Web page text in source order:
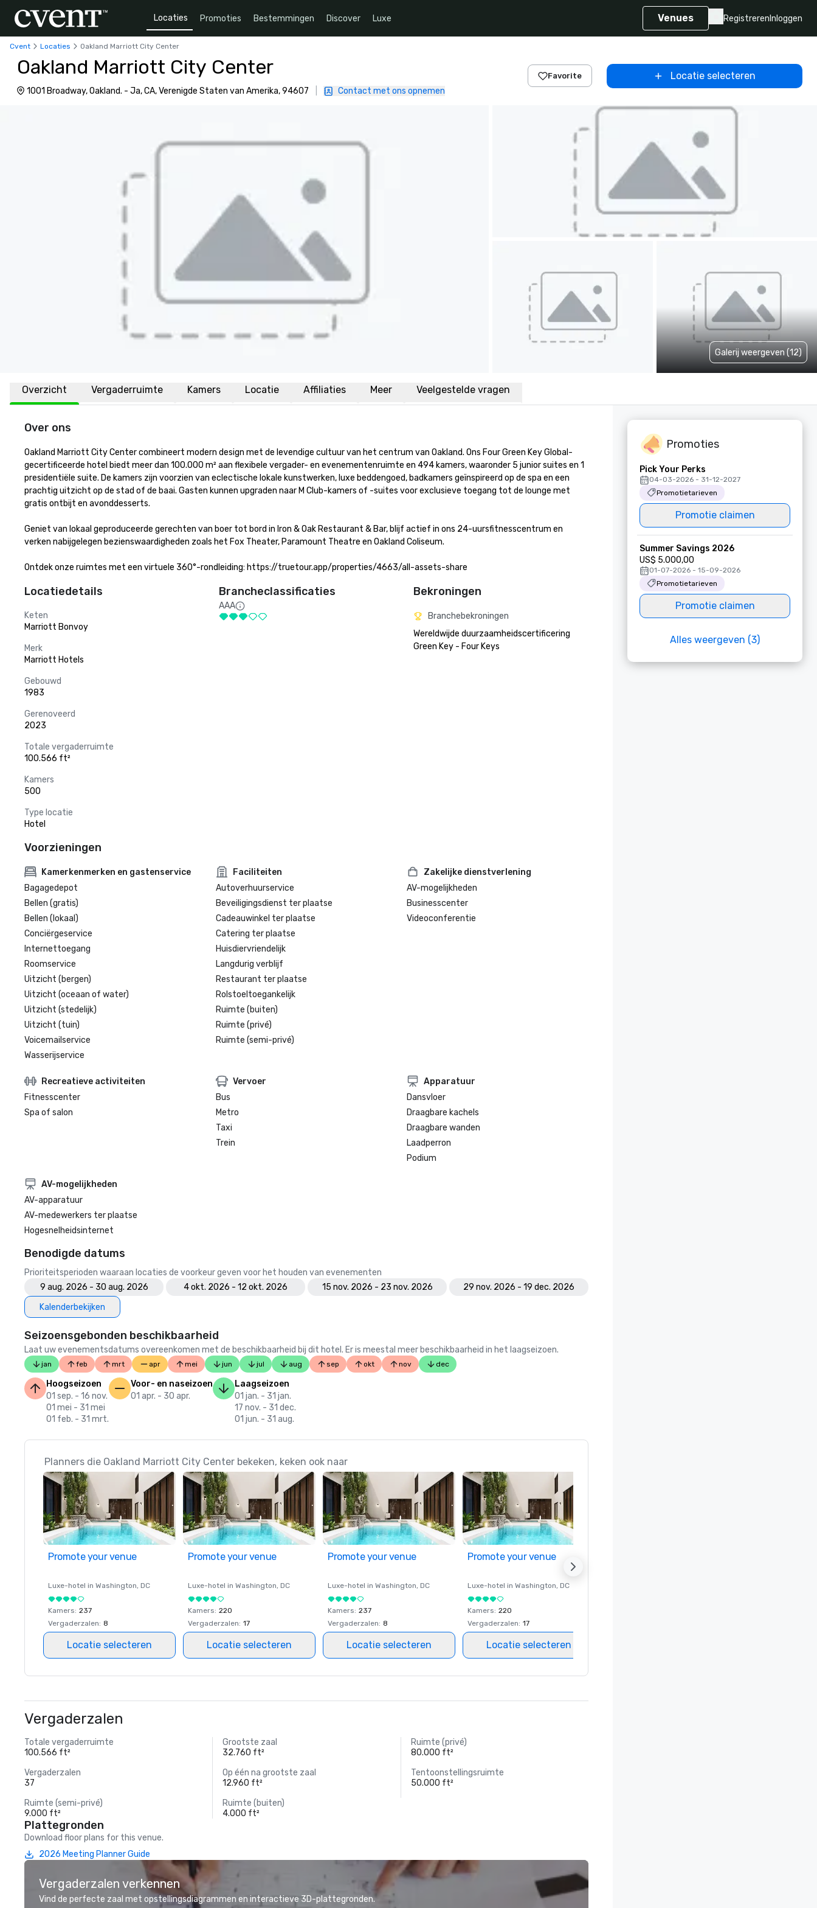
Locaties Promoties Bestemmingen Discover Luxe Venues Registreren Inloggen
Cvent Locaties Oakland Marriott City Center
Oakland Marriott City Center
1001 Broadway, Oakland. - Ja, CA, Verenigde Staten van Amerika, 94607 Contact met ons opnemen
Favorite Locatie selecteren
Galerij weergeven (12)
Overzicht Vergaderruimte Kamers Locatie Affiliaties Meer Veelgestelde vragen
Over ons
Oakland Marriott City Center combineert modern design met de levendige cultuur van het centrum van Oakland. Ons Four Green Key Global-
gecertificeerde hotel biedt meer dan 100.000 m² aan flexibele vergader- en evenementenruimte en 494 kamers, waaronder 5 junior suites en 1
presidentiële suite. De kamers zijn voorzien van eclectische lokale kunstwerken, luxe beddengoed, badkamers geïnspireerd op de spa en een
prachtig uitzicht op de stad of de baai. Gasten kunnen upgraden naar M Club-kamers of -suites voor exclusieve toegang tot de lounge met
gratis ontbijt en avonddesserts.
Geniet van lokaal geproduceerde gerechten van boer tot bord in Iron & Oak Restaurant & Bar, blijf actief in ons 24-uursfitnesscentrum en
verken nabijgelegen bezienswaardigheden zoals het Fox Theater, Paramount Theatre en Oakland Coliseum.
Ontdek onze ruimtes met een virtuele 360°-rondleiding: https://truetour.app/properties/4663/all-assets-share
Locatiedetails
Keten
Marriott Bonvoy
Merk
Marriott Hotels
Gebouwd
1983
Gerenoveerd
2023
Totale vergaderruimte
100.566 ft²
Kamers
500
Type locatie
Hotel
Brancheclassificaties
AAA
Bekroningen
Branchebekroningen
Wereldwijde duurzaamheidscertificering
Green Key - Four Keys
Voorzieningen
Kamerkenmerken en gastenservice
Bagagedepot
Bellen (gratis)
Bellen (lokaal)
Conciërgeservice
Internettoegang
Roomservice
Uitzicht (bergen)
Uitzicht (oceaan of water)
Uitzicht (stedelijk)
Uitzicht (tuin)
Voicemailservice
Wasserijservice
Faciliteiten
Autoverhuurservice
Beveiligingsdienst ter plaatse
Cadeauwinkel ter plaatse
Catering ter plaatse
Huisdiervriendelijk
Langdurig verblijf
Restaurant ter plaatse
Rolstoeltoegankelijk
Ruimte (buiten)
Ruimte (privé)
Ruimte (semi-privé)
Zakelijke dienstverlening
AV-mogelijkheden
Businesscenter
Videoconferentie
Recreatieve activiteiten
Fitnesscenter
Spa of salon
Vervoer
Bus
Metro
Taxi
Trein
Apparatuur
Dansvloer
Draagbare kachels
Draagbare wanden
Laadperron
Podium
AV-mogelijkheden
AV-apparatuur
AV-medewerkers ter plaatse
Hogesnelheidsinternet
Benodigde datums
Prioriteitsperioden waaraan locaties de voorkeur geven voor het houden van evenementen
9 aug. 2026 - 30 aug. 2026
4 okt. 2026 - 12 okt. 2026 15 nov. 2026 - 23 nov. 2026
29 nov. 2026 - 19 dec. 2026
Kalenderbekijken
Seizoensgebonden beschikbaarheid
Laat uw evenementsdatums overeenkomen met de beschikbaarheid bij dit hotel. Er is meestal meer beschikbaarheid in het laagseizoen.
jan feb mrt apr mei jun jul aug sep okt nov dec
Hoogseizoen
01 sep. - 16 nov.
01 mei - 31 mei
01 feb. - 31 mrt.
Voor- en naseizoen
01 apr. - 30 apr.
Laagseizoen
01 jan. - 31 jan.
17 nov. - 31 dec.
01 jun. - 31 aug.
Planners die Oakland Marriott City Center bekeken, keken ook naar
Promote your venue
Luxe-hotel in Washington, DC
Kamers: 237
Vergaderzalen: 8
Locatie selecteren
Promote your venue
Luxe-hotel in Washington, DC
Kamers: 220
Vergaderzalen: 17
Locatie selecteren
Promote your venue
Luxe-hotel in Washington, DC
Kamers: 237
Vergaderzalen: 8
Locatie selecteren
Promote your venue
Luxe-hotel in Washington, DC
Kamers: 220
Vergaderzalen: 17
Locatie selecteren
Vergaderzalen
Totale vergaderruimte
100.566 ft²
Grootste zaal
32.760 ft²
Ruimte (privé)
80.000 ft²
Vergaderzalen
37
Op één na grootste zaal
12.960 ft²
Tentoonstellingsruimte
50.000 ft²
Ruimte (semi-privé)
9.000 ft²
Ruimte (buiten)
4.000 ft²
Plattegronden
Download floor plans for this venue.
2026 Meeting Planner Guide
Vergaderzalen verkennen
Vind de perfecte zaal met opstellingsdiagrammen en interactieve 3D-plattegronden.
Promoties
Pick Your Perks
04-03-2026 - 31-12-2027
Promotietarieven
Promotie claimen
Summer Savings 2026
US$ 5.000,00
01-07-2026 - 15-09-2026
Promotietarieven
Promotie claimen
Alles weergeven (3)